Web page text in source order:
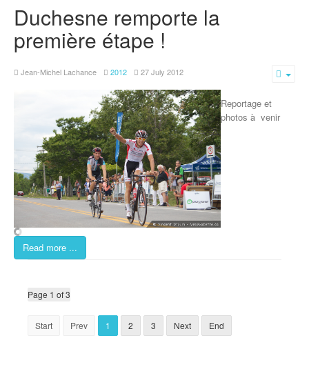
Duchesne remporte la
première étape !
Jean-Michel Lachance 2012 27 July 2012
Reportage et
photos à venir
Read more ...
Page 1 of 3
Start Prev 1 2 3 Next End